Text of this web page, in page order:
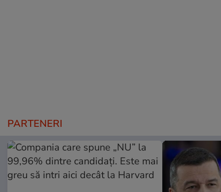
PARTENERI